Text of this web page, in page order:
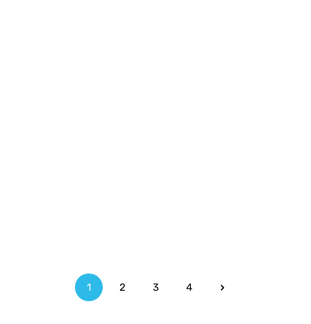
Seite
1
Seite
2
Seite
3
Seite
4